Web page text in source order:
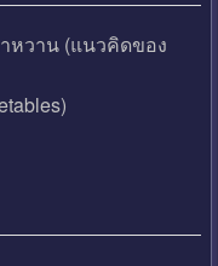
าหวาน (แนวคิดของ